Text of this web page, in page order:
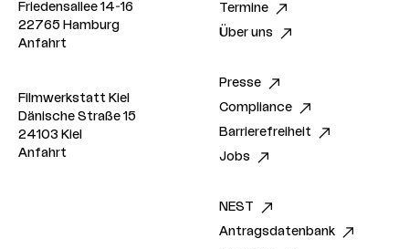
Friedensallee 14-16
22765 Hamburg
Anfahrt
Filmwerkstatt Kiel
Dänische Straße 15
24103 Kiel
Anfahrt
Termine
Über uns
Presse
Compliance
Barrierefreiheit
Jobs
NEST
Antragsdatenbank